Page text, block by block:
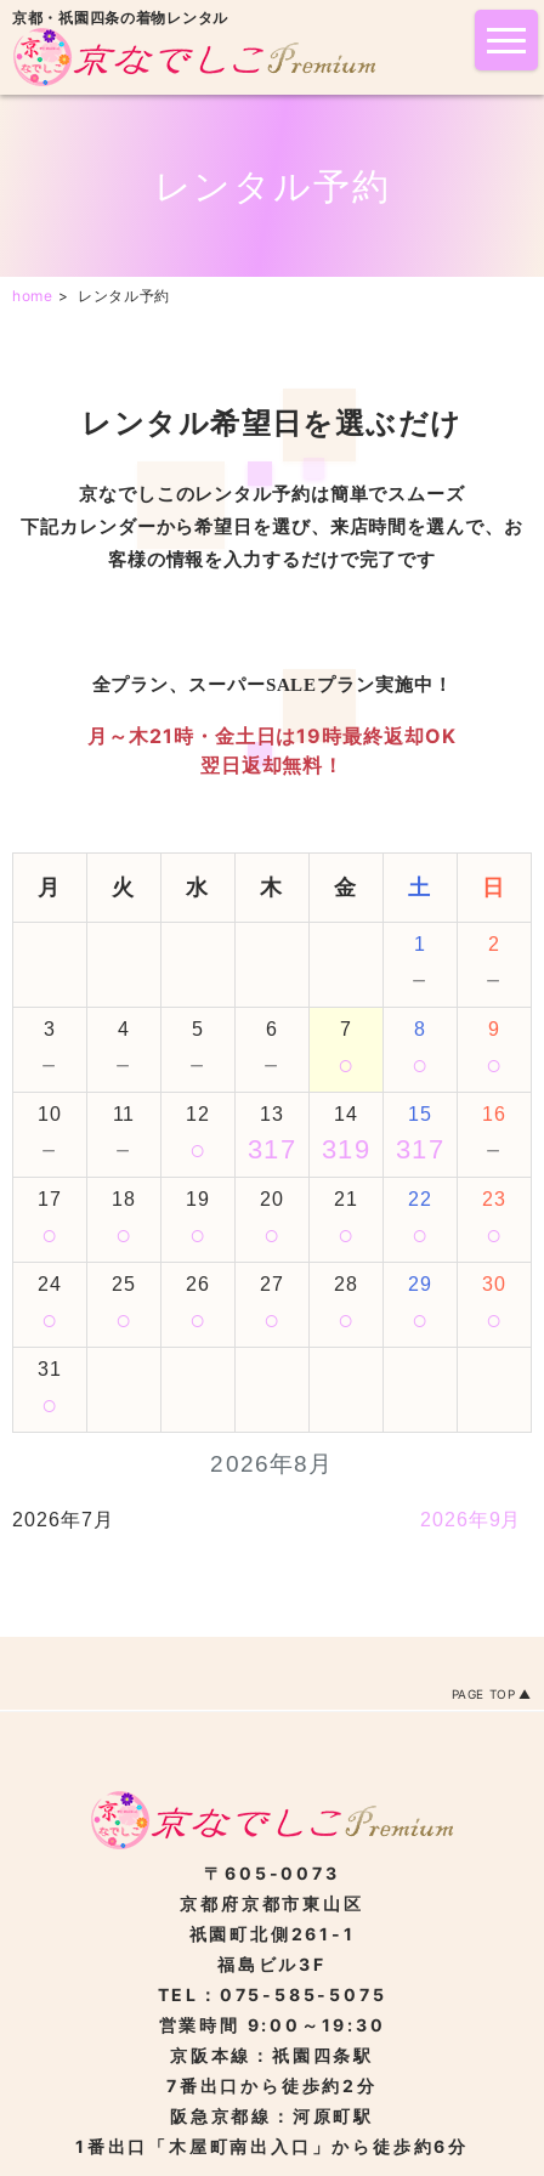
京都・祇園四条の着物レンタル
レンタル予約
home > レンタル予約
レンタル希望日を選ぶだけ
京なでしこのレンタル予約は簡単でスムーズ
下記カレンダーから希望日を選び、来店時間を選んで、お
客様の情報を入力するだけで完了です
全プラン、スーパーSALEプラン実施中！
月～木21時・金土日は19時最終返却OK
翌日返却無料！
2026年8月
月 火 水 木 金 土 日
1
－
2
－
3
－
4
－
5
－
6
－
7
○
8
○
9
○
10
－
11
－
12
○
13
317
14
319
15
317
16
－
17
○
18
○
19
○
20
○
21
○
22
○
23
○
24
○
25
○
26
○
27
○
28
○
29
○
30
○
31
○
2026年7月 2026年9月
PAGE TOP
〒605-0073
京都府京都市東山区
祇園町北側261-1
福島ビル3F
TEL：075-585-5075
営業時間 9:00～19:30
京阪本線：祇園四条駅
7番出口から徒歩約2分
阪急京都線：河原町駅
1番出口「木屋町南出入口」から徒歩約6分